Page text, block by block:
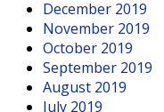
December 2019
November 2019
October 2019
September 2019
August 2019
July 2019